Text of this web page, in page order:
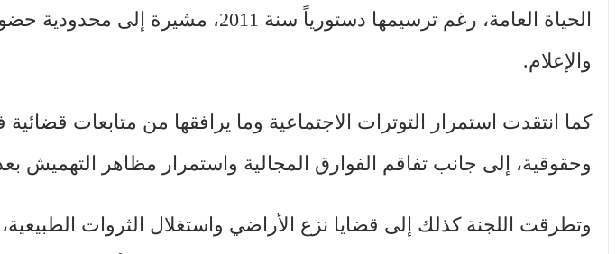
الحياة العامة، رغم ترسيمها دستورياً سنة
والإعلام.
كما انتقدت استمرار التوترات الاجتماعية وما يرافقها من متابعات
وحقوقية، إلى جانب تفاقم الفوارق المجالية واستمرار مظاهر التهميش
وتطرقت اللجنة كذلك إلى قضايا نزع الأراضي واستغلال الثروات